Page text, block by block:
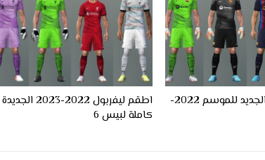
طقم برشلونة الجديد للموسم 2022-
اطقم ليفربول 2022-2023 الجديدة
كاملة لبيس 6